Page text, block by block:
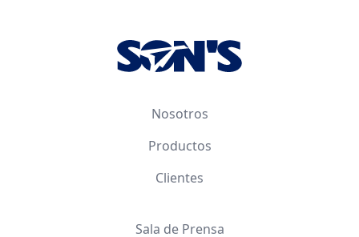
Nosotros
Productos
Clientes
Sala de Prensa